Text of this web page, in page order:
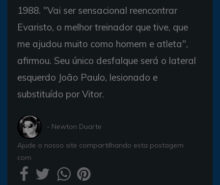
1988. "Vai ser sensacional reencontrar
Evaristo, o melhor treinador que tive, que
me ajudou muito como homem e atleta",
afirmou. Seu único desfalque será o lateral
esquerdo João Paulo, lesionado e
substituído por Vitor.
- Newton Duarte
Ajude o nosso site compartilhando esta postagem
com